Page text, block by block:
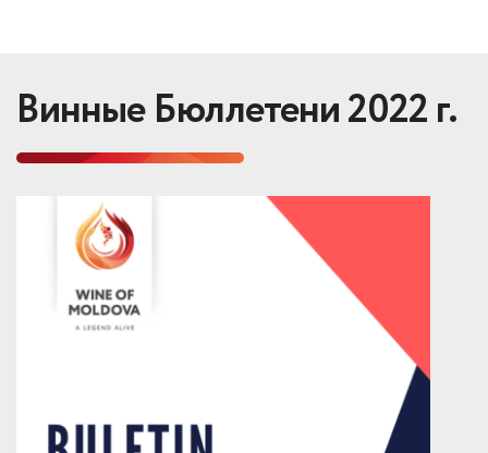
Винные Бюллетени 2022 г.